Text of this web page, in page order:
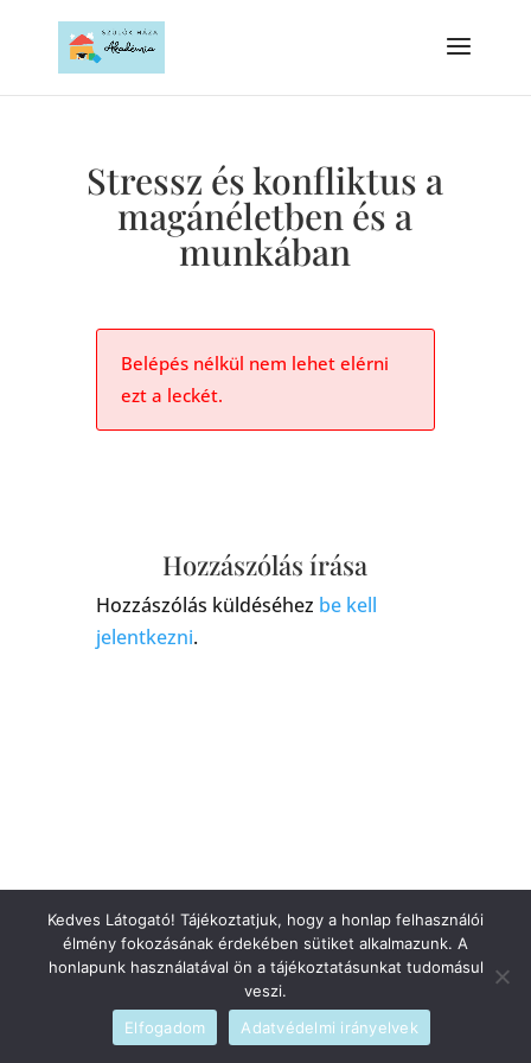
Stressz és konfliktus a
magánéletben és a
munkában
Belépés nélkül nem lehet elérni
ezt a leckét.
Hozzászólás írása
Hozzászólás küldéséhez be kell
jelentkezni.
Szerzői jogi © 2026blog | Fejlesztetteadmin | SzolgáltatóWordPress
Kedves Látogató! Tájékoztatjuk, hogy a honlap felhasználói
élmény fokozásának érdekében sütiket alkalmazunk. A
honlapunk használatával ön a tájékoztatásunkat tudomásul
veszi.
Elfogadom
Adatvédelmi irányelvek